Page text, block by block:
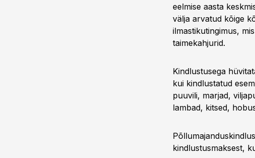
eelmise aasta
välja arvatud kõige
ilmastikutingimus,
taimekahjurid.
Kindlustusega
kui kindlustatud
puuvili, marjad,
lambad, kitsed,
kindlustusmaksest,